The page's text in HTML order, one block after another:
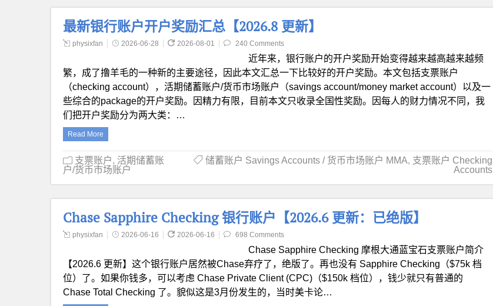
最新银行账户开户奖励汇总【2026.8 更新】
physixfan 2026-06-28 2026-08-01 240 Comments
近年来，银行账户的开户奖励开始变得越来越高越来越频
繁，成了撸羊毛的一种新的主要途径，因此本文汇总一下比较好的开户奖励。本文包括支票账户
（checking account），活期储蓄账户/货币市场账户（savings account/money market account）以及一
些综合的package的开户奖励。因精力有限，目前本文只收录全国性奖励。因每人的财力情况不同，我
们把开户奖励分为两大类：…
Read More
支票账户, 活期储蓄账
户/货币市场账户
储蓄账户 Savings Accounts / 货币市场账户 MMA, 支票账户 Checking
Accounts
Chase Sapphire Checking 银行账户【2026.6 更新：已绝版】
physixfan 2026-06-16 2026-06-16 698 Comments
Chase Sapphire Checking 摩根大通蓝宝石支票账户简介
【2026.6 更新】这个银行账户居然被Chase弃疗了，绝版了。再也没有 Sapphire Checking（$75k 档
位）了。如果你钱多，可以考虑 Chase Private Client (CPC)（$150k 档位），钱少就只有普通的
Chase Total Checking 了。貌似这是3月份发生的，当时美卡论…